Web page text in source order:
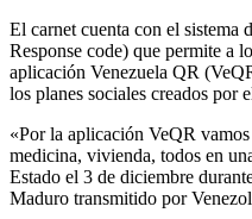
El carnet cuenta con el
Response code) que permite a
aplicación Venezuela QR
los planes sociales creados por
«Por la aplicación VeQR
medicina, vivienda, todos en
Estado el 3 de diciembre
Maduro transmitido por